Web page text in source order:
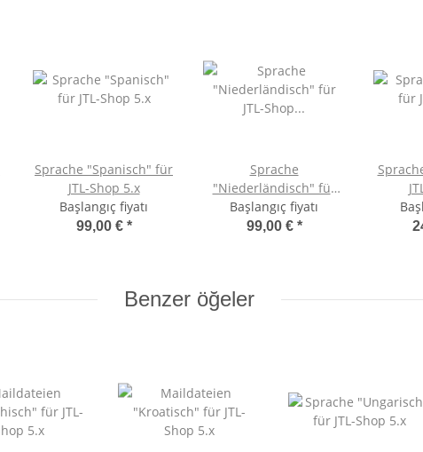
Sprache "Spanisch" für
JTL-Shop 5.x
Başlangıç fiyatı
99,00 € *
Sprache
"Niederländisch" für
JTL-Shop 5.x
Başlangıç fiyatı
99,00 € *
Benzer öğeler